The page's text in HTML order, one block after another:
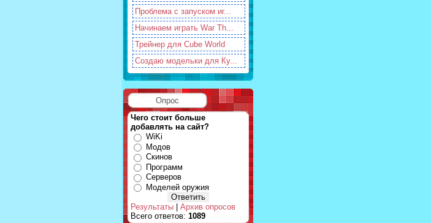
Проблема с запуском иг...
Начинаем играть War Th...
Трейнер для Cube World
Создаю модельки для Ку...
Опрос
Чего стоит больше
добавлять на сайт?
WiKi
Модов
Скинов
Программ
Серверов
Моделей оружия
Результаты
Архив опросов
Всего ответов: 1089